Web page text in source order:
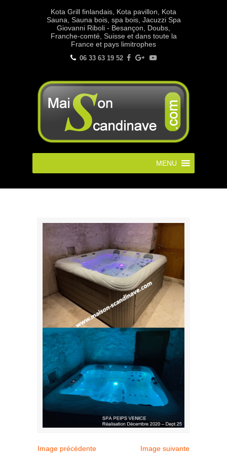
Kota Grill finlandais, Kota pavillon, Kota
Sauna, Sauna bois, spa bois, Jacuzzi Spa
Giovanni Riboli - Besançon, Doubs,
Franche-comté, Suisse et dans toute la
France et pays limitrophes
06 33 63 19 52
MENU
Image précédente Image suivante